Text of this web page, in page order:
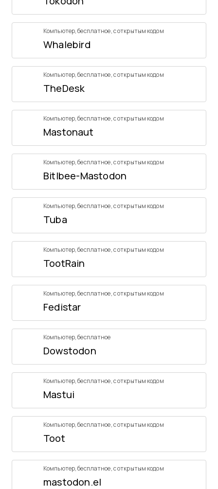
Компьютер,бесплатное,с открытым кодом
Whalebird
Компьютер,бесплатное,с открытым кодом
TheDesk
Компьютер,бесплатное,с открытым кодом
Mastonaut
Компьютер,бесплатное,с открытым кодом
Bitlbee-Mastodon
Компьютер,бесплатное,с открытым кодом
Tuba
Компьютер,бесплатное,с открытым кодом
TootRain
Компьютер,бесплатное,с открытым кодом
Fedistar
Компьютер,бесплатное
Dowstodon
Компьютер,бесплатное,с открытым кодом
Mastui
Компьютер,бесплатное,с открытым кодом
Toot
Компьютер,бесплатное,с открытым кодом
mastodon.el